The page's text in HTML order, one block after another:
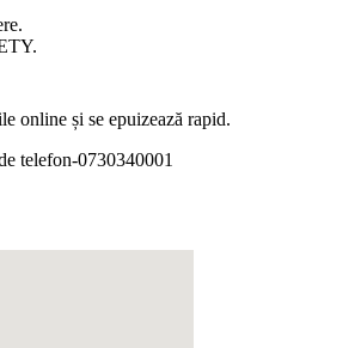
online și se epuizează rapid.
telefon-0730340001